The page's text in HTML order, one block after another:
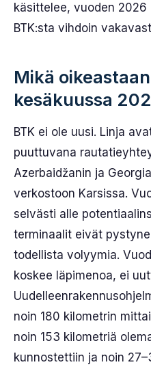
käsittelee, vuoden
BTK:sta vihdoin
Mikä
kesäkuussa
BTK ei ole uusi. Linja
puuttuvana
Azerbaidžanin ja
verkostoon Karsissa.
selvästi alle
terminaalit eivät
todellista volyymia.
koskee läpimenoa, ei
noin 180 kilometrin
noin 153 kilometriä
kunnostettiin ja noin